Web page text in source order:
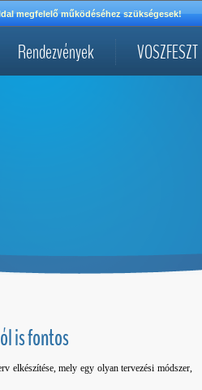
megfelelő működéséhez szükségesek!
Rendezvények VOSZFESZT
is fontos
elkészítése, mely egy olyan tervezési módszer,